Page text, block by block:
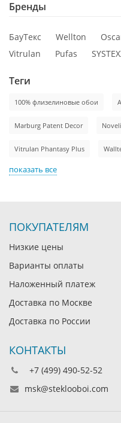
Бренды
БауТекс Wellton
Vitrulan
Pufas
Теги
100% флизелиновые обои
Marburg Patent Decor
Vitrulan Phantasy Plus
показать все
ПОКУПАТЕЛЯМ
Низкие цены
Варианты оплаты
Наложенный платеж
Доставка по Москве
Доставка по России
КОНТАКТЫ
+7 (499) 490-52-52
msk@steklooboi.com